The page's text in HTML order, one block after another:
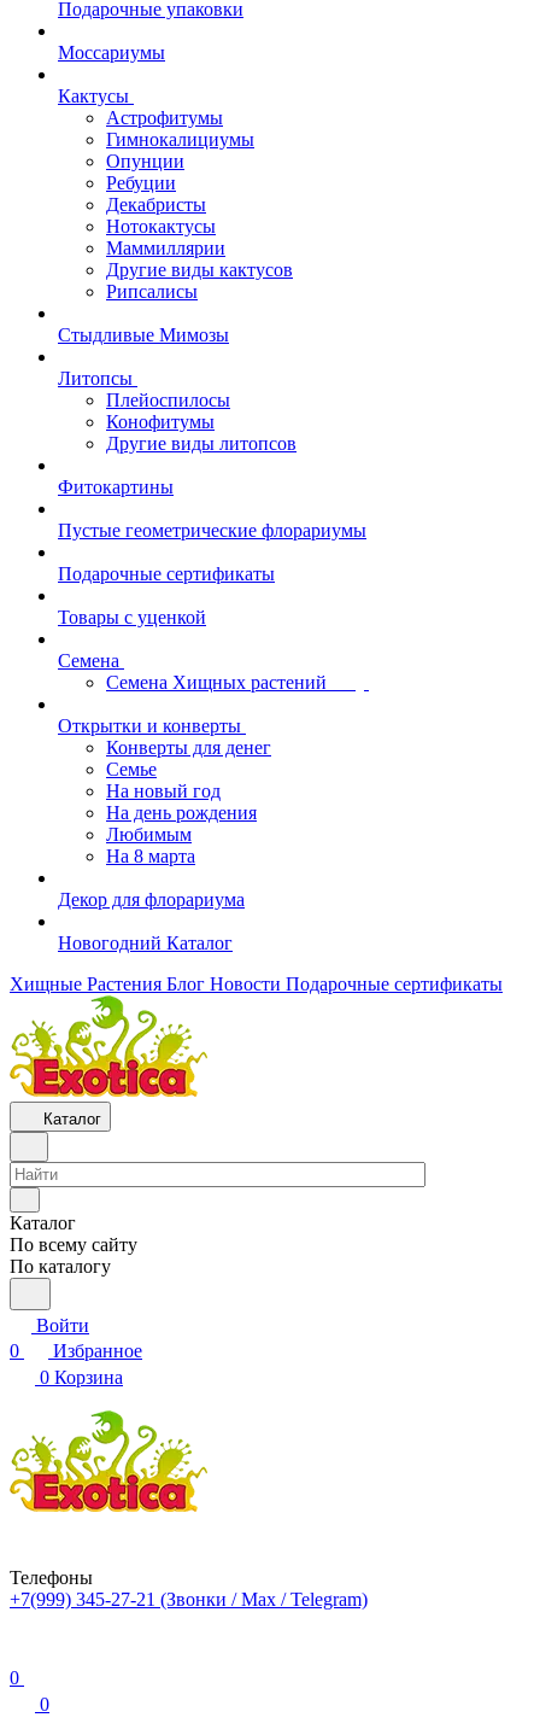
Подарочные упаковки
Моссариумы
Кактусы
Астрофитумы
Гимнокалициумы
Опунции
Ребуции
Декабристы
Нотокактусы
Маммиллярии
Другие виды кактусов
Рипсалисы
Стыдливые Мимозы
Литопсы
Плейоспилосы
Конофитумы
Другие виды литопсов
Фитокартины
Пустые геометрические флорариумы
Подарочные сертификаты
Товары с уценкой
Семена
Семена Хищных растений
Открытки и конверты
Конверты для денег
Семье
На новый год
На день рождения
Любимым
На 8 марта
Декор для флорариума
Новогодний Каталог
Хищные Растения Блог Новости Подарочные сертификаты
Каталог
Каталог
По всему сайту
По каталогу
Войти
0
Избранное
0 Корзина
Телефоны
+7(999) 345-27-21 (Звонки / Max / Telegram)
0
0